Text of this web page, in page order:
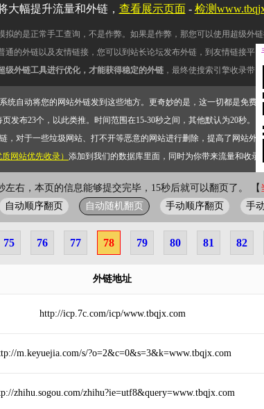
拟的是正常手工查询，不是作弊。如果是作弊，那您可以使用超级外
通的外链以及友情链接，您可以到站长论坛发布外链，到友情链接平
级外链工具进行优化，才能获得稳定的外链 ，最终使搜索引擎收录带
统自动将您的网站外链发到这些地方。更奇妙的是，这一切都是免费
发布23个，以此类推。时间范围在15-30秒之间，其他默认为20秒。）
对于一些垃圾网站、打不开等恶意的网站进行删除，提高了网站外
网站优先收录） 添加到我们的数据库里面，同时为你带来流量和收录
左右，本页的信息能够提交完毕，15秒后就可以翻页了。 【
自动顺序翻页 自动随机翻页 手动顺序翻页 手
75 76 77 78 79 80 81 82
外链地址
http://icp.7c.com/icp/www.tbqjx.com
m.keyuejia.com/s/?o=2&c=0&s=3&k=www.tbqjx.com
zhihu.sogou.com/zhihu?ie=utf8&query=www.tbqjx.com
大幅提升流量和外链， 查看展示页面- 检测